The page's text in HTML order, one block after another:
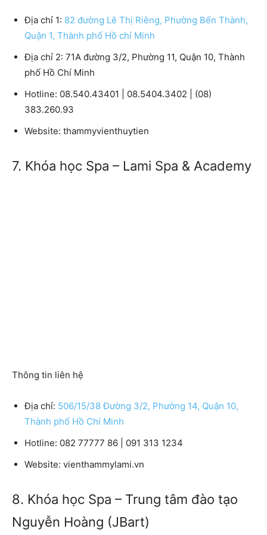
Địa chỉ 1: 82 đường Lê Thị Riêng, Phường Bến Thành,
Quận 1, Thành phố Hồ chí Minh
Địa chỉ 2: 71A đường 3/2, Phường 11, Quận 10, Thành
phố Hồ Chí Minh
Hotline: 08.540.43401 | 08.5404.3402 | (08)
383.260.93
Website: thammyvienthuytien
7. Khóa học Spa – Lami Spa & Academy
Thông tin liên hệ
Địa chỉ: 506/15/38 Đường 3/2, Phường 14, Quận 10,
Thành phố Hồ Chí Minh
Hotline: 082 77777 86 | 091 313 1234
Website: vienthammylami.vn
8. Khóa học Spa – Trung tâm đào tạo
Nguyễn Hoàng (JBart)